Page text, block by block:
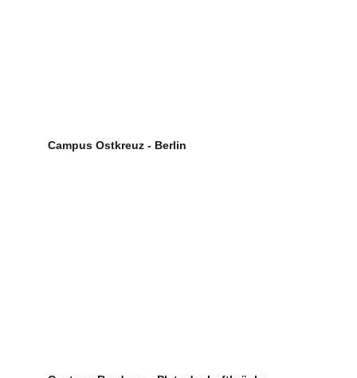
Campus Ostkreuz - Berlin